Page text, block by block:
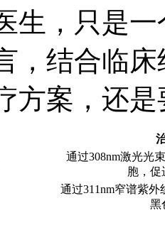
生，只是
，结合临
方案，还
通过308nm激光光
胞，促
通过311nm窄谱紫
黑